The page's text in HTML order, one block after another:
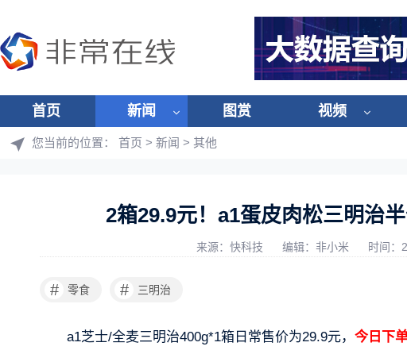
首页 新闻 图赏 视频
您当前的位置： 首页 > 新闻 > 其他
2箱29.9元！a1蛋皮肉松三明治
来源：快科技 编辑：非小米 时间：
# 零食 # 三明治
a1芝士/全麦三明治400g*1箱日常售价为29.9元， 今日下